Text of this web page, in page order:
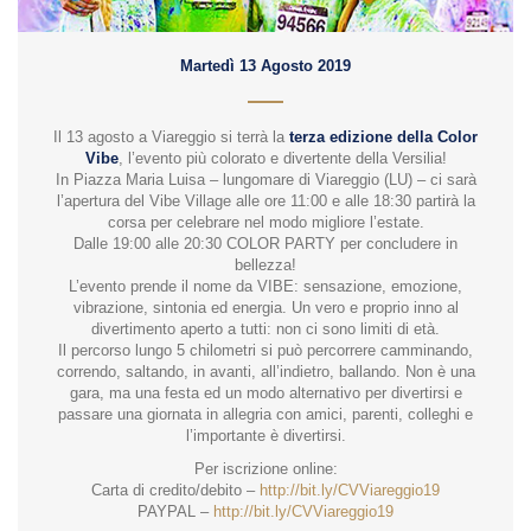
Martedì 13 Agosto 2019
Il 13 agosto a Viareggio si terrà la terza edizione della Color
Vibe, l’evento più colorato e divertente della Versilia!
In Piazza Maria Luisa – lungomare di Viareggio (LU) – ci sarà
l’apertura del Vibe Village alle ore 11:00 e alle 18:30 partirà la
corsa per celebrare nel modo migliore l’estate.
Dalle 19:00 alle 20:30 COLOR PARTY per concludere in
bellezza!
L’evento prende il nome da VIBE: sensazione, emozione,
vibrazione, sintonia ed energia. Un vero e proprio inno al
divertimento aperto a tutti: non ci sono limiti di età.
Il percorso lungo 5 chilometri si può percorrere camminando,
correndo, saltando, in avanti, all’indietro, ballando. Non è una
gara, ma una festa ed un modo alternativo per divertirsi e
passare una giornata in allegria con amici, parenti, colleghi e
l’importante è divertirsi.
Per iscrizione online:
Carta di credito/debito – http://bit.ly/CVViareggio19
PAYPAL –http://bit.ly/CVViareggio19